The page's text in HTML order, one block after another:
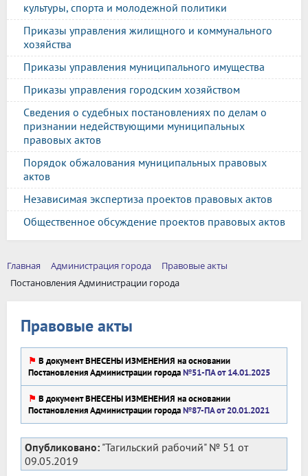
культуры, спорта и молодежной политики
Приказы управления жилищного и коммунального
хозяйства
Приказы управления муниципального имущества
Приказы управления городским хозяйством
Сведения о судебных постановлениях по делам о
признании недействующими муниципальных
правовых актов
Порядок обжалования муниципальных правовых
актов
Независимая экспертиза проектов правовых актов
Общественное обсуждение проектов правовых актов
Главная Администрация города
Правовые акты
Постановления Администрации города
Правовые акты
⚑ В документ ВНЕСЕНЫ ИЗМЕНЕНИЯ на основании
Постановления Администрации города№51-ПА от 14.01.2025
⚑ В документ ВНЕСЕНЫ ИЗМЕНЕНИЯ на основании
Постановления Администрации города№87-ПА от 20.01.2021
Опубликовано: "Тагильский рабочий" № 51 от
09.05.2019